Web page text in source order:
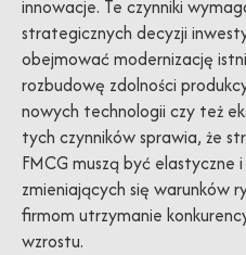
innowacje. Te czynniki
strategicznych decyzji
obejmować modernizację
rozbudowę zdolności
nowych technologii czy też
tych czynników sprawia, że
FMCG muszą być elastyczne
zmieniających się warunków
firmom utrzymanie
wzrostu.